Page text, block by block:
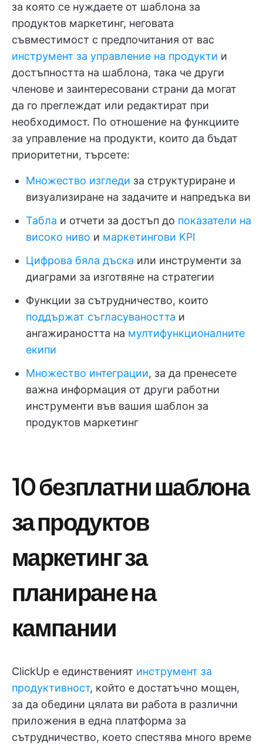
за която се нуждаете от шаблона за
продуктов маркетинг, неговата
съвместимост с предпочитания от вас
инструмент за управление на продукти и
достъпността на шаблона, така че други
членове и заинтересовани страни да могат
да го преглеждат или редактират при
необходимост. По отношение на функциите
за управление на продукти, които да бъдат
приоритетни, търсете:
Множество изгледи за структуриране и
визуализиране на задачите и напредъка ви
Табла и отчети за достъп до показатели на
високо ниво и маркетингови KPI
Цифрова бяла дъска или инструменти за
диаграми за изготвяне на стратегии
Функции за сътрудничество, които
поддържат съгласуваността и
ангажираността на мултифункционалните
екипи
Множество интеграции, за да пренесете
важна информация от други работни
инструменти във вашия шаблон за
продуктов маркетинг
10 безплатни шаблона
за продуктов
маркетинг за
планиране на
кампании
ClickUp е единственият инструмент за
продуктивност, който е достатъчно мощен,
за да обедини цялата ви работа в различни
приложения в една платформа за
сътрудничество, което спестява много време